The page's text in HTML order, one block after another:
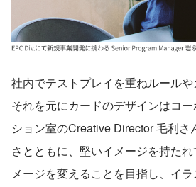
社内でテストプレイを重ねルールや
それを元にカードのデザインはコ
ション室のCreative Director 毛利さ
さとともに、堅いイメージを持た
メージを変えることを目指し、イ